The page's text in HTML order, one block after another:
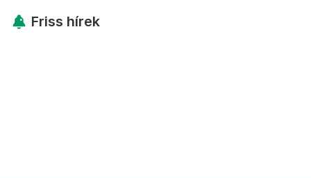
Friss hírek